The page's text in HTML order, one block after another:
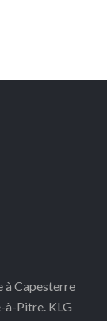
à Capesterre
à-Pitre. KLG